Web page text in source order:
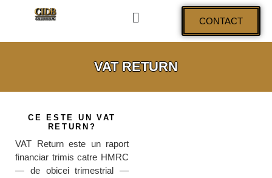
CONTACT
VAT RETURN
CE ESTE UN VAT
RETURN?
VAT Return este un raport
financiar trimis catre HMRC
— de obicei trimestrial —